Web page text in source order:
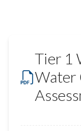
Tier 1
Water